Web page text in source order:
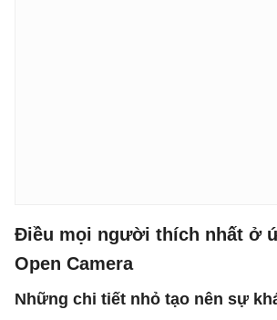
Điều mọi người thích nhất ở
Open Camera
Những chi tiết nhỏ tạo nên sự